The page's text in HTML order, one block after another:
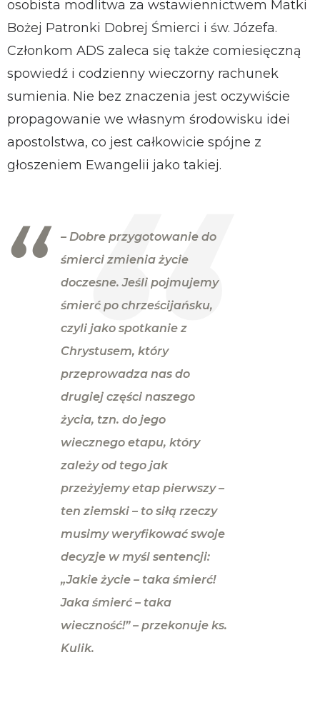
osobista modlitwa za wstawiennictwem Matki
Bożej Patronki Dobrej Śmierci i św. Józefa.
Członkom ADS zaleca się także comiesięczną
spowiedź i codzienny wieczorny rachunek
sumienia. Nie bez znaczenia jest oczywiście
propagowanie we własnym środowisku idei
apostolstwa, co jest całkowicie spójne z
głoszeniem Ewangelii jako takiej.
– Dobre przygotowanie do
śmierci zmienia życie
doczesne. Jeśli pojmujemy
śmierć po chrześcijańsku,
czyli jako spotkanie z
Chrystusem, który
przeprowadza nas do
drugiej części naszego
życia, tzn. do jego
wiecznego etapu, który
zależy od tego jak
przeżyjemy etap pierwszy –
ten ziemski – to siłą rzeczy
musimy weryfikować swoje
decyzje w myśl sentencji:
„Jakie życie – taka śmierć!
Jaka śmierć – taka
wieczność!” – przekonuje ks.
Kulik.